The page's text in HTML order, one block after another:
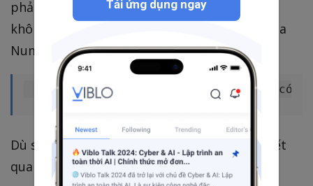
phải là một số. Các phép toán với một chuỗi
không phải là số sẽ cho ra kết quả NaN (Not a
Number):
Dù sao, nếu chuỗi chỉ bao gồm các con số, kết
qua sẽ vẫn là số, thí dụ:
Tải ứng dụng ngay